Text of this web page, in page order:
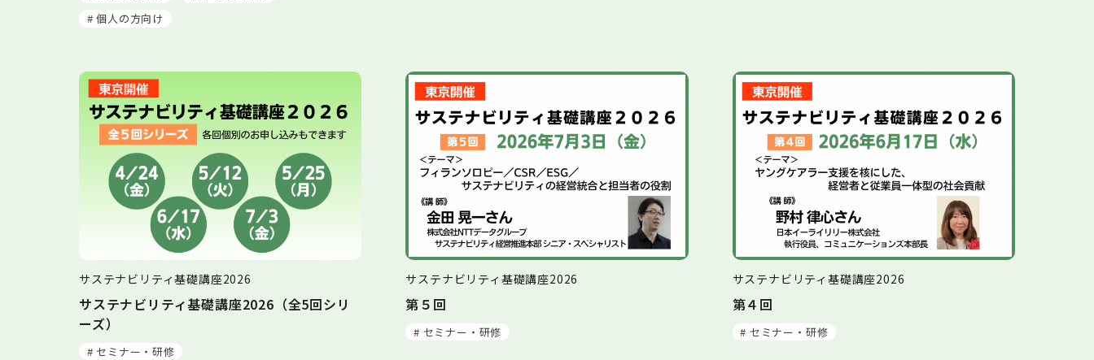
# 個人の方向け
サステナビリティ基礎講座2026
サステナビリティ基礎講座2026（全5回シリ
ーズ）
# セミナー・研修
サステナビリティ基礎講座2026
第５回
# セミナー・研修
サステナビリティ基礎講座2026
第４回
# セミナー・研修